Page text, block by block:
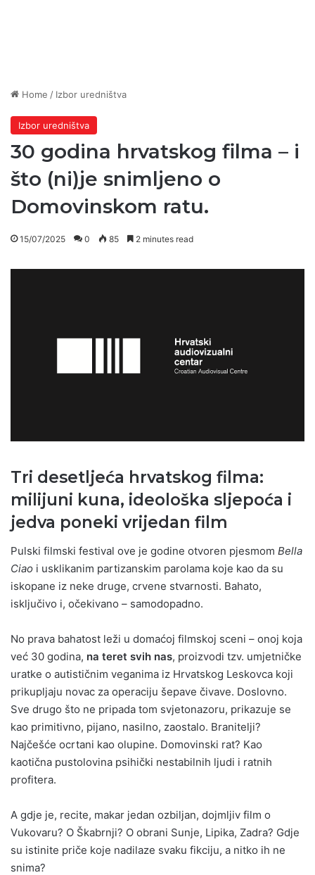
Home / Izbor uredništva
Izbor uredništva
30 godina hrvatskog filma – i
što (ni)je snimljeno o
Domovinskom ratu.
15/07/2025 0 85 2 minutes read
Tri desetljeća hrvatskog filma:
milijuni kuna, ideološka sljepoća i
jedva poneki vrijedan film
Pulski filmski festival ove je godine otvoren pjesmom Bella
Ciao i usklikanim partizanskim parolama koje kao da su
iskopane iz neke druge, crvene stvarnosti. Bahato,
isključivo i, očekivano – samodopadno.
No prava bahatost leži u domaćoj filmskoj sceni – onoj koja
već 30 godina, na teret svih nas, proizvodi tzv. umjetničke
uratke o autističnim veganima iz Hrvatskog Leskovca koji
prikupljaju novac za operaciju šepave čivave. Doslovno.
Sve drugo što ne pripada tom svjetonazoru, prikazuje se
kao primitivno, pijano, nasilno, zaostalo. Branitelji?
Najčešće ocrtani kao olupine. Domovinski rat? Kao
kaotična pustolovina psihički nestabilnih ljudi i ratnih
profitera.
A gdje je, recite, makar jedan ozbiljan, dojmljiv film o
Vukovaru? O Škabrnji? O obrani Sunje, Lipika, Zadra? Gdje
su istinite priče koje nadilaze svaku fikciju, a nitko ih ne
snima?